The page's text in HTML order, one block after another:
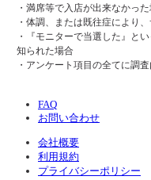
・満席等で入店が出来なかっ
・体調、または既往症により
・『モニターで当選した』と
知られた場合
・アンケート項目の全てに調
FAQ
お問い合わせ
会社概要
利用規約
プライバシーポリシー